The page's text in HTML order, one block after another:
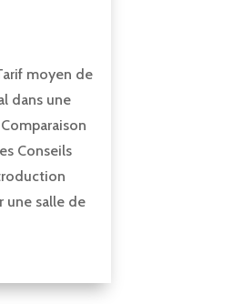
moyen de
dans une
Conseils
une salle de